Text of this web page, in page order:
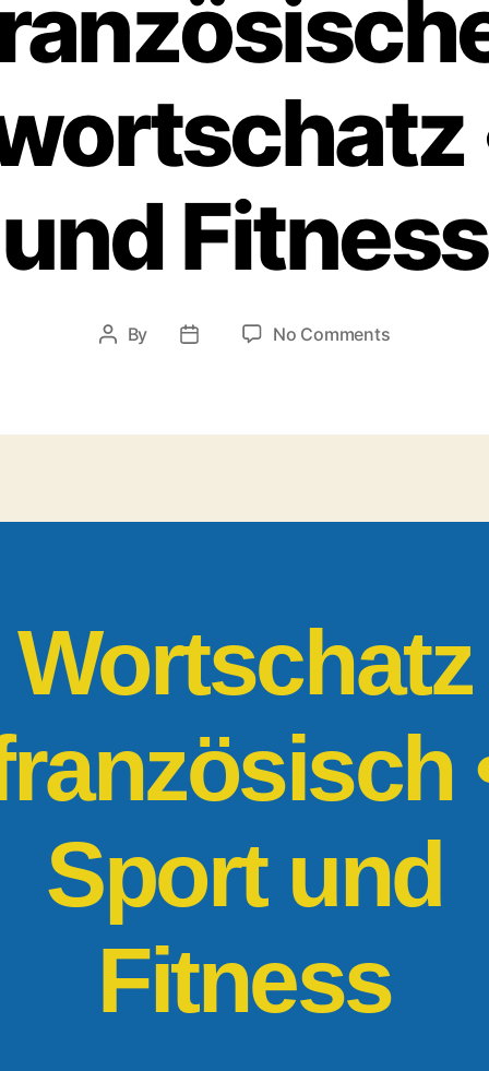
und Fitness
Post
By
Post
No Commentson
Sport
Wortschatz
Sport und
Fitness